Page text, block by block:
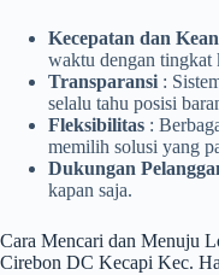
Kecepatan dan
waktu dengan tingkat
Transparansi :
selalu tahu posisi
Fleksibilitas :
memilih solusi yang
Dukungan
kapan saja.
Cara Mencari dan Menuju
Cirebon DC Kecapi Kec.